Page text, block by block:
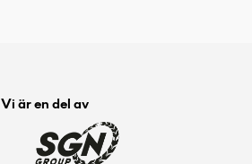
Vi är en del av